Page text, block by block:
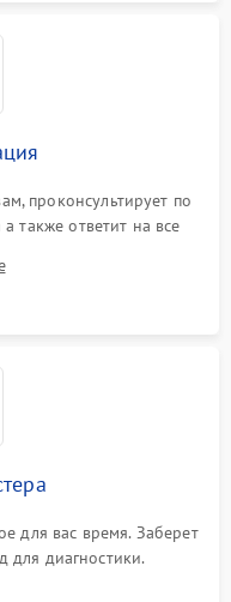
проконсультирует по
также ответит на все
для вас время. Заберет
для диагностики.